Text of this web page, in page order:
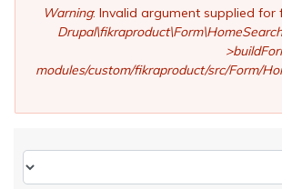
Warning: Invalid argument supplied for
modules/custom/fikraproduct/src/Form/